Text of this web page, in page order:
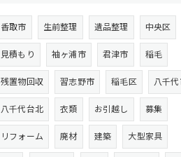
香取市 生前整理 遺品整理
中央区
見積もり
袖ヶ浦市 君津市
稲毛
残置物回収
習志野市 稲毛区
八千
八千代台北
衣類 お引越し
募集
リフォーム
廃材 建築 大型家具